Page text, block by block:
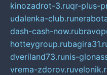
kinozadrot-3.ruqr-plus-
udalenka-club.ru
dash-cash-now.ru
hotteygroup.ru
dveriland73.runis-
vrema-zdorov.ru